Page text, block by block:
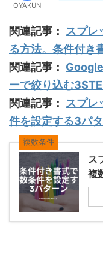
OYAKUN
関連記事： スプレ
る方法。条件付き
関連記事：
ーで絞り込む
関連記事： スプレ
件を設定する3パ
複数条件
ス
複